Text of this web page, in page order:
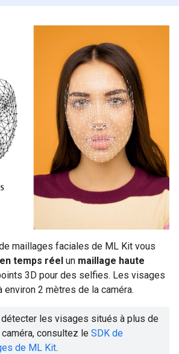
maillages faciales de ML Kit vous
en temps réel un maillage haute
3D pour des selfies. Les visages
2 mètres de la caméra.
les visages situés à plus de
consultez le SDK de
de ML Kit.